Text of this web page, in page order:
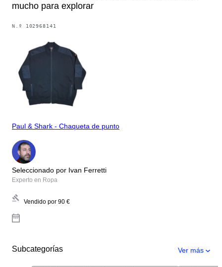
mucho para explorar
N.º 102968141
Paul & Shark - Chaqueta de punto
Seleccionado por Ivan Ferretti
Experto en Ropa
Vendido por 90 €
Subcategorías Ver más